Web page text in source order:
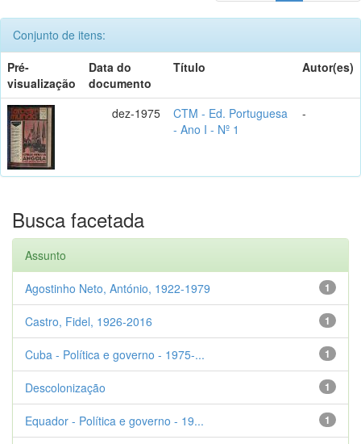
Conjunto de itens:
Pré-
visualização
Data do
documento
Título Autor(es)
dez-1975
CTM - Ed. Portuguesa
- Ano I - Nº 1
-
Busca facetada
Assunto
1
Agostinho Neto, António, 1922-1979
1
Castro, Fidel, 1926-2016
1
Cuba - Política e governo - 1975-...
1
Descolonização
1
Equador - Política e governo - 19...